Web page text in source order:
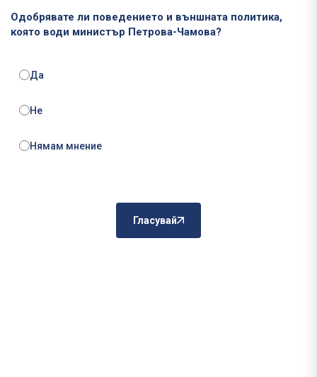
Одобрявате ли поведението и външната политика,
която води министър Петрова-Чамова?
Да
Не
Нямам мнение
Гласувай